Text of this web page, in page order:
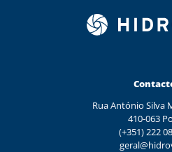
Rua António Silva
410-063
(+351) 222